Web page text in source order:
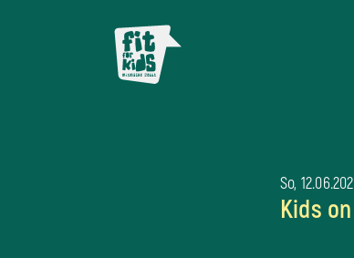
So,
Kids